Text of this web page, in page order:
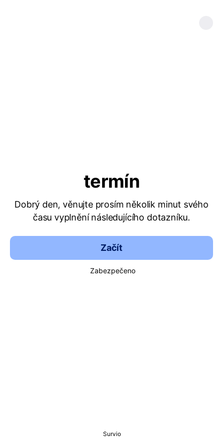
termín
Dobrý den, věnujte prosím několik minut svého
času vyplnění následujícího dotazníku.
Začít
Zabezpečeno
Survio